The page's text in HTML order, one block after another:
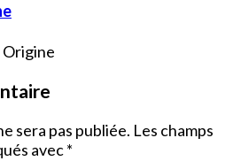
sera pas publiée. Les champs
avec*